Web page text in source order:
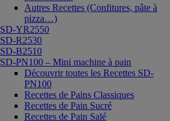
Autres Recettes (Confitures, pâte à
pizza…)
SD-YR2550
SD-R2530
SD-B2510
SD-PN100 – Mini machine à pain
Découvrir toutes les Recettes SD-
PN100
Recettes de Pains Classiques
Recettes de Pain Sucré
Recettes de Pain Salé